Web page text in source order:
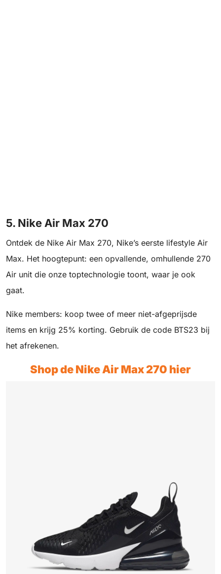
5. Nike Air Max 270
Ontdek de Nike Air Max 270, Nike’s eerste lifestyle Air
Max. Het hoogtepunt: een opvallende, omhullende 270
Air unit die onze toptechnologie toont, waar je ook
gaat.
Nike members: koop twee of meer niet-afgeprijsde
items en krijg 25% korting. Gebruik de code BTS23 bij
het afrekenen.
Shop de Nike Air Max 270 hier